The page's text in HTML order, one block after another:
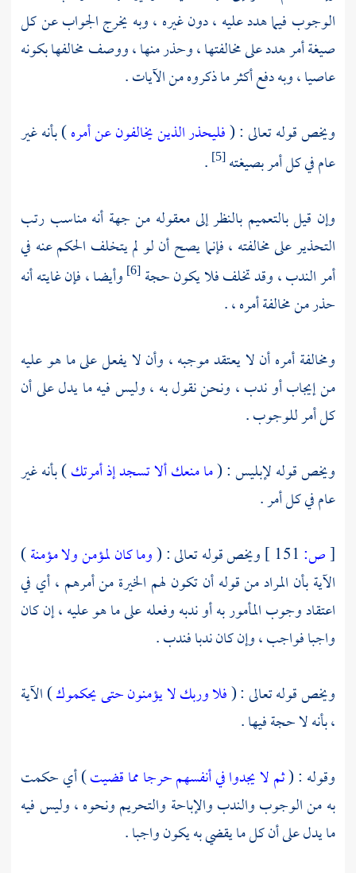
الوجوب فيما هدد عليه ، دون غيره ، وبه يخرج الجواب عن كل
صيغة أمر هدد على مخالفتها ، وحذر منها ، ووصف مخالفها بكونه
عاصيا ، وبه دفع أكثر ما ذكروه من الآيات .
ويخص قوله تعالى : (فليحذر الذين يخالفون عن أمره) بأنه غير
عام في كل أمر بصيغته[5]
.
وإن قيل بالتعميم بالنظر إلى معقوله من جهة أنه مناسب رتب
التحذير على مخالفته ، فإنما يصح أن لو لم يتخلف الحكم عنه في
أمر الندب ، وقد تخلف فلا يكون حجة [6]
وأيضا ، فإن غايته أنه
حذر من مخالفة أمره ، .
ومخالفة أمره أن لا يعتقد موجبه ، وأن لا يفعل على ما هو عليه
من إيجاب أو ندب ، ونحن نقول به ، وليس فيه ما يدل على أن
كل أمر للوجوب .
ويخص قوله لإبليس : (ما منعك ألا تسجد إذ أمرتك) بأنه غير
عام في كل أمر .
[ص: ويخص قوله تعالى : (وما كان لمؤمن ولا مؤمنة)
الآية بأن المراد من قوله أن تكون لهم الخيرة من أمرهم ، أي في
اعتقاد وجوب المأمور به أو ندبه وفعله على ما هو عليه ، إن كان
واجبا فواجب ، وإن كان ندبا فندب .
ويخص قوله تعالى : (فلا وربك لا يؤمنون حتى يحكموك) الآية
، بأنه لا حجة فيها .
وقوله : (ثم لا يجدوا في أنفسهم حرجا مما قضيت) أي حكمت
به من الوجوب والندب والإباحة والتحريم ونحوه ، وليس فيه
ما يدل على أن كل ما يقضي به يكون واجبا .